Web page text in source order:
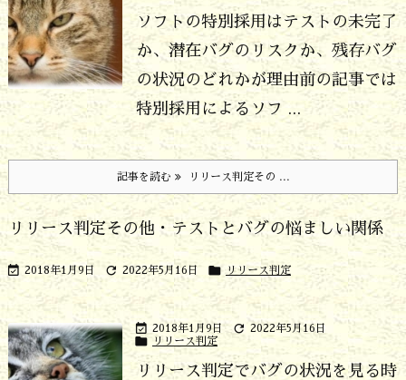
ソフトの特別採用はテストの未完了
か、潜在バグのリスクか、残存バグ
の状況のどれかが理由前の記事では
特別採用によるソフ ...
記事を読む リリース判定その ...
リリース判定その他・テストとバグの悩ましい関係
 2018年1月9日  2022年5月16日  リリース判定
 2018年1月9日  2022年5月16日
 リリース判定
リリース判定でバグの状況を見る時